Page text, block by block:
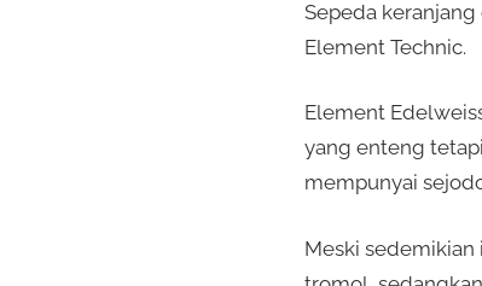
Sepeda
Element Technic.
Element
yang enteng
mempunyai
Meski